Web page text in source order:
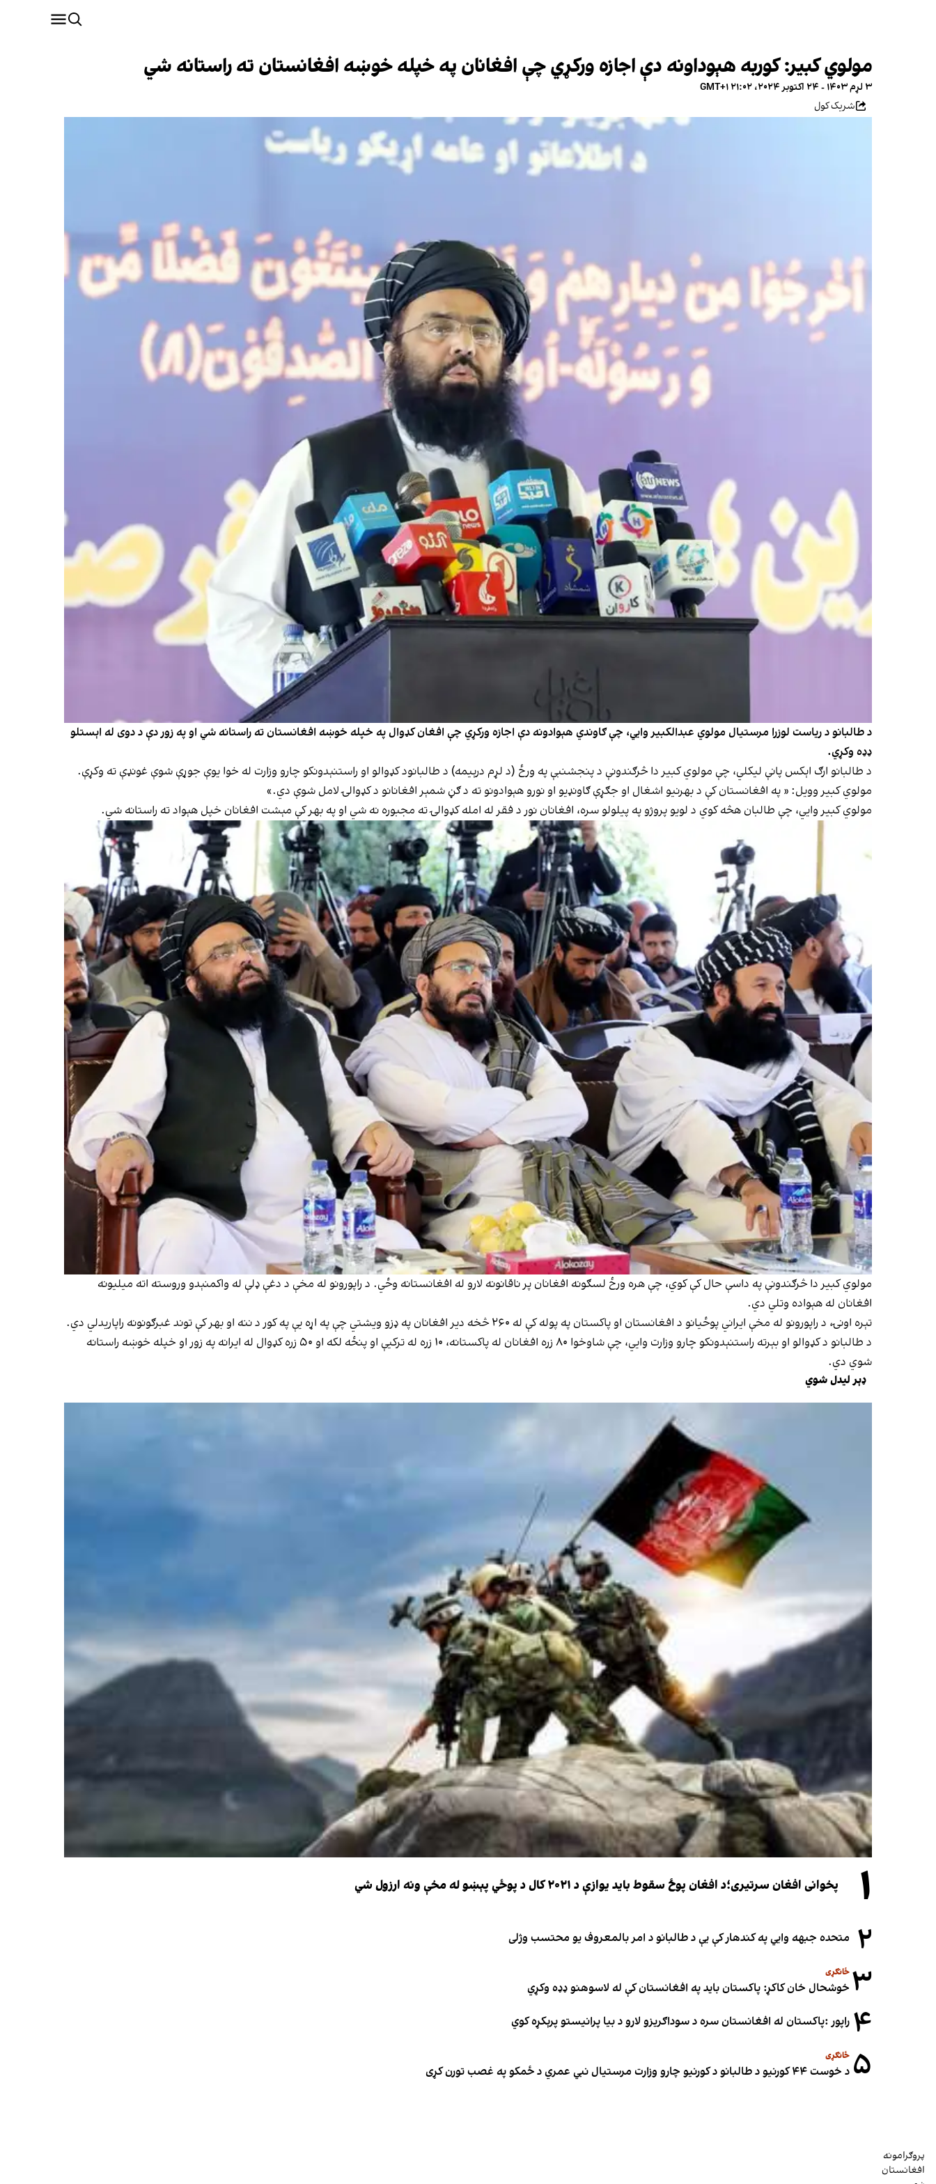
مولوي کبیر: کوربه هېوداونه دې اجازه ورکړي چې افغانان په خپله خوښه افغانستان ته راستانه شي
۳ لړم ۱۴۰۳ - ۲۴ اکتوبر ۲۰۲۴، ۲۱:۰۲ GMT+۱
شریک کول
د طالبانو د ریاست لوزرا مرستیال مولوي عبدالکبیر وایي، چې ګاوندي هېوادونه دې اجازه ورکړي چې افغان کډوال په خپله خوښه افغانستان ته راستانه شي او په زور دې د دوی له اېستلو
ډډه وکړي.
د طالبانو ارګ اېکس پانې لیکلي، چې مولوي کبیر دا څرګندونې د پنجشنبې په ورځ (د لړم درېیمه) د طالبانود کډوالو او راستنېدونکو چارو وزارت له خوا یوې جوړې شوې غونډې ته وکړې.
مولوي کبیر وویل: « په افغانستان کې د بهرنیو اشغال او جګړې ګاونډیو او نورو هېوادونو ته د ګڼ شمېر افغانانو د کډوالۍ لامل شوې دي.»
مولوي کبیر وایي، چې طالبان هڅه کوي د لویو پروژو په پیلولو سره، افغانان نور د فقر له امله کډوالۍ ته مجبوره نه شي او په بهر کې مېشت افغانان خپل هېواد ته راستانه شي.
مولوي کبیر دا څرګندونې په داسې حال کې کوي، چې هره ورځ لسګونه افغانان پر ناقانونه لارو له افغانستانه وځي. د راپورونو له مخې د دغې ډلې له واکمنېدو وروسته اته میلیونه
افغانان له هېواده وتلي دي.
تېره اونۍ، د راپورونو له مخې ایراني پوځیانو د افغانستان او پاکستان په پوله کې له ۲۶۰ څخه دیر افغانان په ډزو ویشتي چې په اړه یې په کور د ننه او بهر کې توند غبرګونونه راپاریدلي دي.
د طالبانو د کډوالو او بېرته راستنېدونکو چارو وزارت وايي، چې شاوخوا ۸۰ زره افغانان له پاکستانه، ۱۰ زره له ترکیې او پنځه لکه او ۵۰ زره کډوال له ایرانه په زور او خپله خوښه راستانه
شوي دي.
ډېر لیدل شوي
۱ پخوانی افغان سرتیری؛د افغان پوځ سقوط باید یوازې د ۲۰۲۱ کال د پوځي پېښو له مخې ونه ارزول شي
۲ متحده جبهه وايي په کندهار کې یې د طالبانو د امر بالمعروف یو محتسب وژلی
۳ ځانګړی
خوشحال خان کاکړ: پاکستان بايد په افغانستان کې له لاسوهنو ډډه وکړي
۴ راپور :پاکستان له افغانستان سره د سوداګریزو لارو د بیا پرانیستو پرېکړه کوي
۵ ځانګړی
د خوست ۴۴ کورنیو د طالبانو د کورنیو چارو وزارت مرستیال نبي عمري د ځمکو په غصب تورن کړی
پروګرامونه
افغانستان